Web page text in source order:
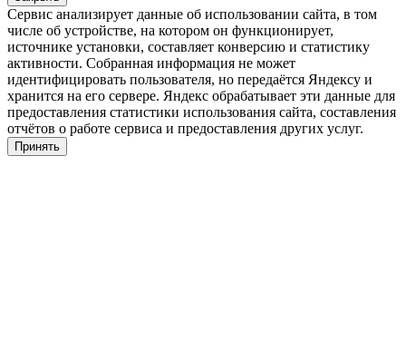
Сервис анализирует данные об использовании сайта, в том
числе об устройстве, на котором он функционирует,
источнике установки, составляет конверсию и статистику
активности. Собранная информация не может
идентифицировать пользователя, но передаётся Яндексу и
хранится на его сервере. Яндекс обрабатывает эти данные для
предоставления статистики использования сайта, составления
отчётов о работе сервиса и предоставления других услуг.
Принять